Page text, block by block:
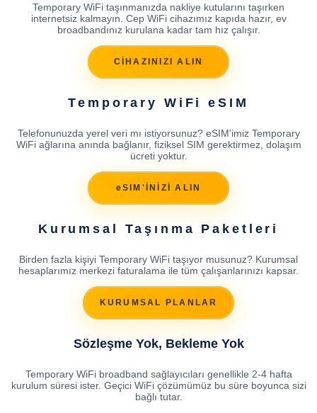
Temporary WiFi taşınmanızda nakliye kutularını taşırken
internetsiz kalmayın. Cep WiFi cihazımız kapıda hazır, ev
broadbandınız kurulana kadar tam hız çalışır.
CİHAZINIZI ALIN
Temporary WiFi eSIM
Telefonunuzda yerel veri mı istiyorsunuz? eSIM'imiz Temporary
WiFi ağlarına anında bağlanır, fiziksel SIM gerektirmez, dolaşım
ücreti yoktur.
eSIM'İNİZİ ALIN
Kurumsal Taşınma Paketleri
Birden fazla kişiyi Temporary WiFi taşıyor musunuz? Kurumsal
hesaplarımız merkezi faturalama ile tüm çalışanlarınızı kapsar.
KURUMSAL PLANLAR
Sözleşme Yok, Bekleme Yok
Temporary WiFi broadband sağlayıcıları genellikle 2-4 hafta
kurulum süresi ister. Geçici WiFi çözümümüz bu süre boyunca sizi
bağlı tutar.